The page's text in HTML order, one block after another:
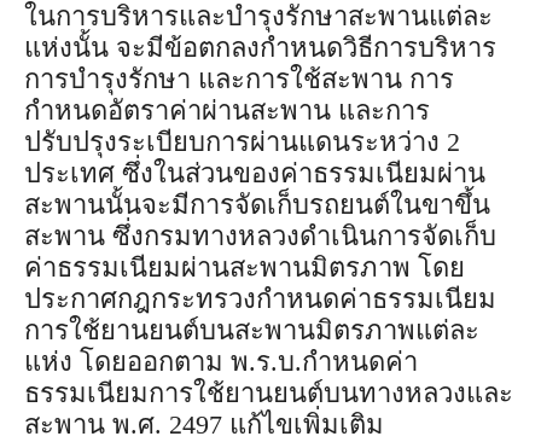
ในการบริหารและบำรุงรักษาสะพานแต่ละ
แห่งนั้น จะมีข้อตกลงกำหนดวิธีการบริหาร
การบำรุงรักษา และการใช้สะพาน การ
กำหนดอัตราค่าผ่านสะพาน และการ
ปรับปรุงระเบียบการผ่านแดนระหว่าง 2
ประเทศ ซึ่งในส่วนของค่าธรรมเนียมผ่าน
สะพานนั้นจะมีการจัดเก็บรถยนต์ในขาขึ้น
สะพาน ซึ่งกรมทางหลวงดำเนินการจัดเก็บ
ค่าธรรมเนียมผ่านสะพานมิตรภาพ โดย
ประกาศกฎกระทรวงกำหนดค่าธรรมเนียม
การใช้ยานยนต์บนสะพานมิตรภาพแต่ละ
แห่ง โดยออกตาม พ.ร.บ.กำหนดค่า
ธรรมเนียมการใช้ยานยนต์บนทางหลวงและ
สะพาน พ.ศ. 2497 แก้ไขเพิ่มเติม